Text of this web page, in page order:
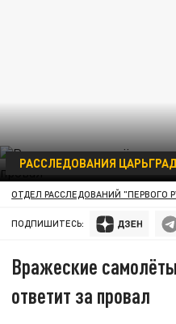
РАССЛЕДОВАНИЯ
ОТДЕЛ РАССЛЕДОВАНИЙ "ПЕРВОГО
ПОДПИШИТЕСЬ:
Вражеские
ответит за провал